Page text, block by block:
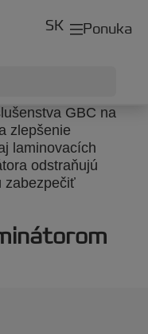
Ponuka
SK
GBC na
zlepšenie
laminovacích
odstraňujú
zabezpečiť